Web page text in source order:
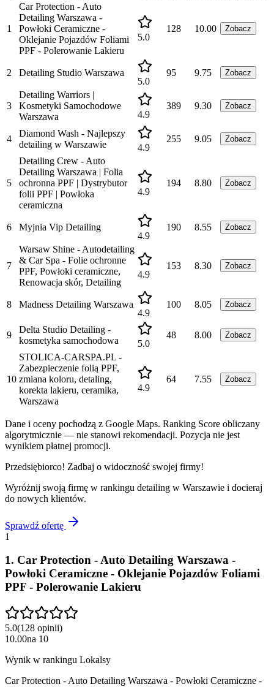
1
Car Protection - Auto
Detailing Warszawa -
Powłoki Ceramiczne -
Oklejanie Pojazdów Foliami
PPF - Polerowanie Lakieru
5.0
128 10.00 Zobacz
2
Detailing Studio Warszawa
5.0
95 9.75 Zobacz
3
Detailing Warriors |
Kosmetyki Samochodowe
Warszawa
4.9
389 9.30 Zobacz
4
Diamond Wash - Najlepszy
detailing w Warszawie
4.9
255 9.05 Zobacz
5
Detailing Crew - Auto
Detailing Warszawa | Folia
ochronna PPF | Dystrybutor
folii PPF | Powłoka
ceramiczna
4.9
194 8.80 Zobacz
6
Myjnia Vip Detailing
4.9
190 8.55 Zobacz
7
Warsaw Shine - Autodetailing
& Car Spa - Folie ochronne
PPF, Powłoki ceramiczne,
Renowacja skór, Detailing
4.9
153 8.30 Zobacz
8
Madness Detailing Warszawa
4.9
100 8.05 Zobacz
9
Delta Studio Detailing -
kosmetyka samochodowa
5.0
48 8.00 Zobacz
10
STOLICA-CARSPA.PL -
Zabezpieczenie folią PPF,
zmiana koloru, detaling,
korekta lakieru, ceramika,
Warszawa
4.9
64 7.55 Zobacz
Dane i oceny pochodzą z Google Maps. Ranking Score obliczany
algorytmicznie — nie stanowi rekomendacji. Pozycja nie jest
wynikiem płatnej promocji.
Przedsiębiorco! Zadbaj o widoczność swojej firmy!
Wyróżnij swoją firmę w rankingu detailing w Warszawie i docieraj
do nowych klientów.
Sprawdź ofertę
1
1. Car Protection - Auto Detailing Warszawa -
Powłoki Ceramiczne - Oklejanie Pojazdów Foliami
PPF - Polerowanie Lakieru
5.0(128 opinii)
10.00na 10
Wynik w rankingu Lokalsy
Car Protection - Auto Detailing Warszawa - Powłoki Ceramiczne -